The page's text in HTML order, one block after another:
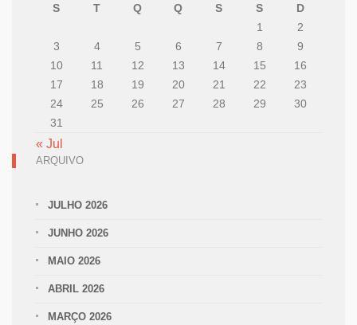
S
T Q Q S S
D
1
2
3
4 5 6 7 8
9
10
11 12 13 14 15
16
17
18 19 20 21 22
23
24
25 26 27 28 29
30
31
« Jul
ARQUIVO
JULHO 2026
JUNHO 2026
MAIO 2026
ABRIL 2026
MARÇO 2026